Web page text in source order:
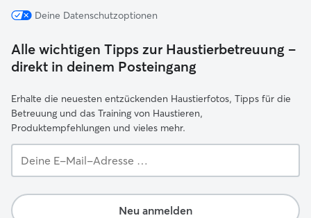
Deine Datenschutzoptionen
Alle wichtigen Tipps zur Haustierbetreuung –
direkt in deinem Posteingang
Erhalte die neuesten entzückenden Haustierfotos, Tipps für die
Betreuung und das Training von Haustieren,
Produktempfehlungen und vieles mehr.
E-
Adresse …
Neu anmelden